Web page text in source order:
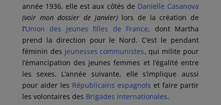
année 1936, elle est aux côtés de Danielle Casanova
(voir mon dossier de janvier)lors de la création de
l’Union des jeunes filles de France, dont Martha
prend la direction pour le Nord. C’est le pendant
féminin des Jeunesses communistes, qui milite pour
l’émancipation des jeunes femmes et l’égalité entre
les sexes. L’année suivante, elle s’implique aussi
pour aider les Républicains espagnols et faire partir
les volontaires des Brigades internationales.